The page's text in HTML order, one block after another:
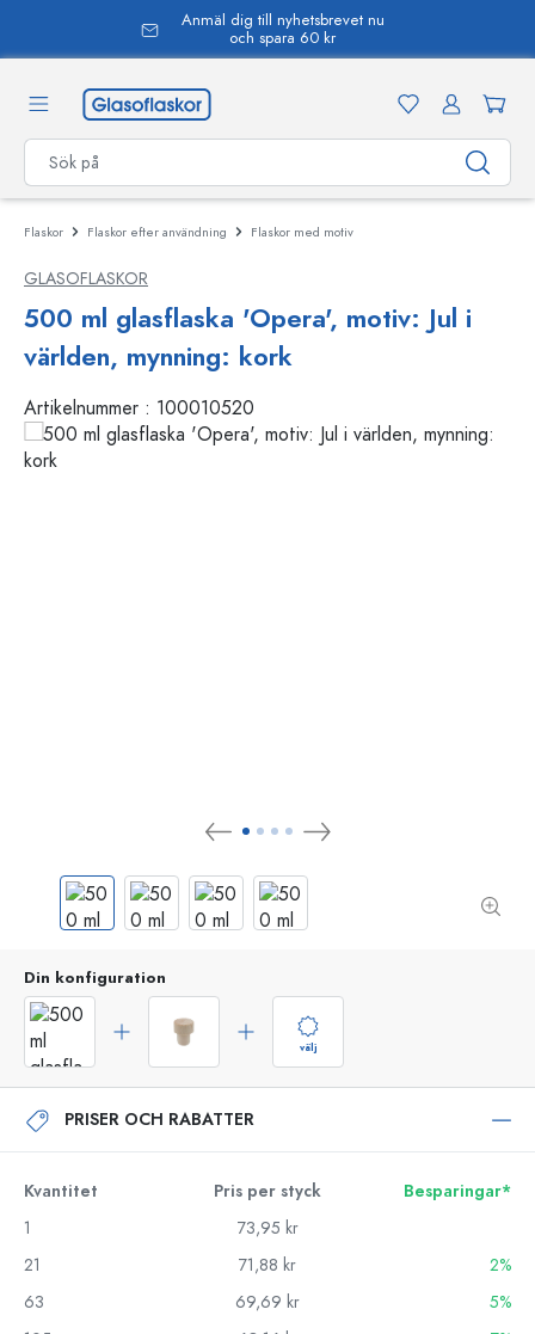
Anmäl dig till nyhetsbrevet nu
och spara 60 kr
Flaskor Flaskor efter användning Flaskor med motiv
GLASOFLASKOR
500 ml glasflaska 'Opera', motiv: Jul i
världen, mynning: kork
Artikelnummer : 100010520
Din konfiguration
välj
PRISER OCH RABATTER
Kvantitet Pris per styck
Besparingar*
1
73,95 kr
21
71,88 kr
2%
63
69,69 kr
5%